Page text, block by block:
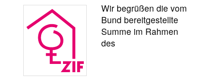
Wir begrüßen die vom
Bund bereitgestellte
Summe im Rahmen
des